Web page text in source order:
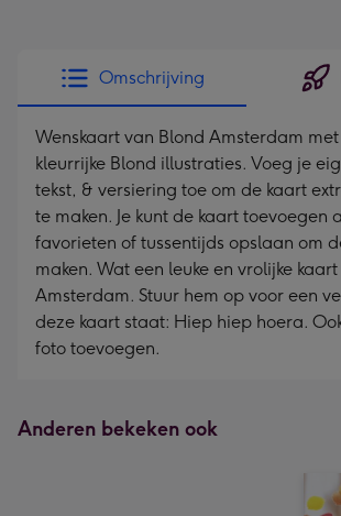
Omschrijving
Wenskaart van Blond Amsterdam
kleurrijke Blond illustraties. Voeg je
tekst, & versiering toe om de kaart
te maken. Je kunt de kaart toevoegen
favorieten of tussentijds opslaan om
maken. Wat een leuke en vrolijke
Amsterdam. Stuur hem op voor een
deze kaart staat: Hiep hiep hoera.
foto toevoegen.
Anderen bekeken ook